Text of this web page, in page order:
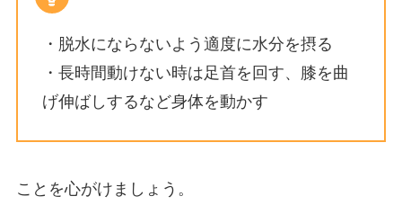
・脱水にならないよう適度に水分を摂る
・長時間動けない時は足首を回す、膝を曲
げ伸ばしするなど身体を動かす
ことを心がけましょう。